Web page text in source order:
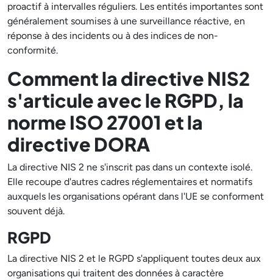
proactif à intervalles réguliers. Les entités importantes sont
généralement soumises à une surveillance réactive, en
réponse à des incidents ou à des indices de non-
conformité.
Comment la directive NIS2
s'articule avec le RGPD, la
norme ISO 27001 et la
directive DORA
La directive NIS 2 ne s'inscrit pas dans un contexte isolé.
Elle recoupe d'autres cadres réglementaires et normatifs
auxquels les organisations opérant dans l'UE se conforment
souvent déjà.
RGPD
La directive NIS 2 et le RGPD s'appliquent toutes deux aux
organisations qui traitent des données à caractère